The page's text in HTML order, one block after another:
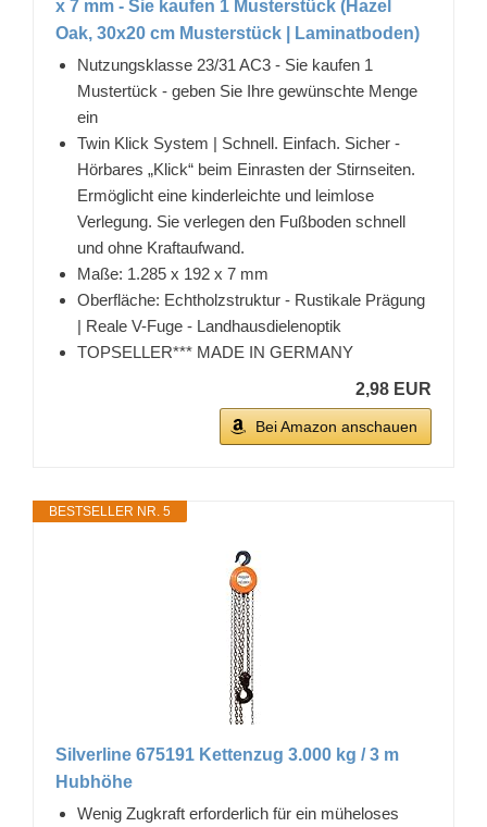
x 7 mm - Sie kaufen 1 Musterstück (Hazel
Oak, 30x20 cm Musterstück | Laminatboden)
Nutzungsklasse 23/31 AC3 - Sie kaufen 1
Mustertück - geben Sie Ihre gewünschte Menge
ein
Twin Klick System | Schnell. Einfach. Sicher -
Hörbares „Klick“ beim Einrasten der Stirnseiten.
Ermöglicht eine kinderleichte und leimlose
Verlegung. Sie verlegen den Fußboden schnell
und ohne Kraftaufwand.
Maße: 1.285 x 192 x 7 mm
Oberfläche: Echtholzstruktur - Rustikale Prägung
| Reale V-Fuge - Landhausdielenoptik
TOPSELLER*** MADE IN GERMANY
2,98 EUR
Bei Amazon anschauen
BESTSELLER NR. 5
Silverline 675191 Kettenzug 3.000 kg / 3 m
Hubhöhe
Wenig Zugkraft erforderlich für ein müheloses